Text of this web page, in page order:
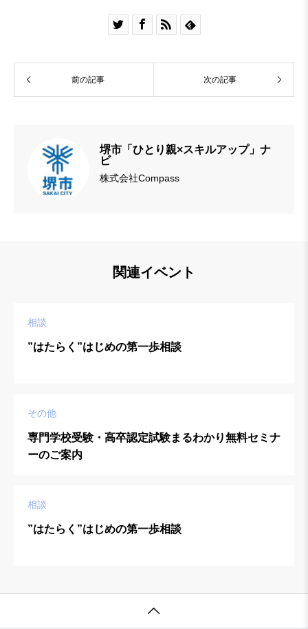
   
前の記事 次の記事
堺市「ひとり親×スキルアップ」ナ
ビ
株式会社Compass
関連イベント
相談
”はたらく”はじめの第一歩相談
その他
専門学校受験・高卒認定試験まるわかり無料セミナ
ーのご案内
相談
”はたらく”はじめの第一歩相談
